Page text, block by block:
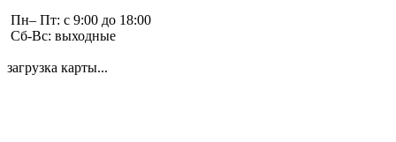
Пн– Пт: с 9:00 до 18:00
Сб-Вс: выходные
загрузка карты...